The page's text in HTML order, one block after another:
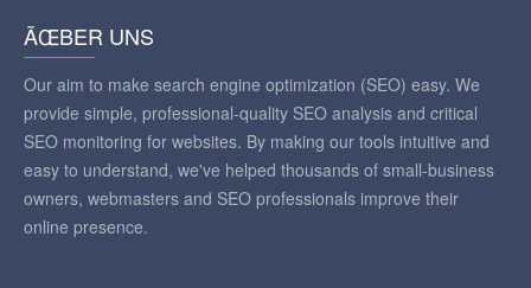
ÃŒBER UNS
Our aim to make search engine optimization (SEO) easy. We
provide simple, professional-quality SEO analysis and critical
SEO monitoring for websites. By making our tools intuitive and
easy to understand, we've helped thousands of small-business
owners, webmasters and SEO professionals improve their
online presence.